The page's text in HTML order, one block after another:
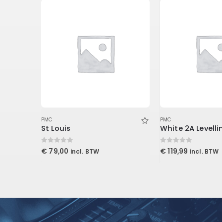
PMC
St Louis
0out of 5
€ 79,00 incl. BTW
PMC
0out of 5
€ 119,99 incl. BTW